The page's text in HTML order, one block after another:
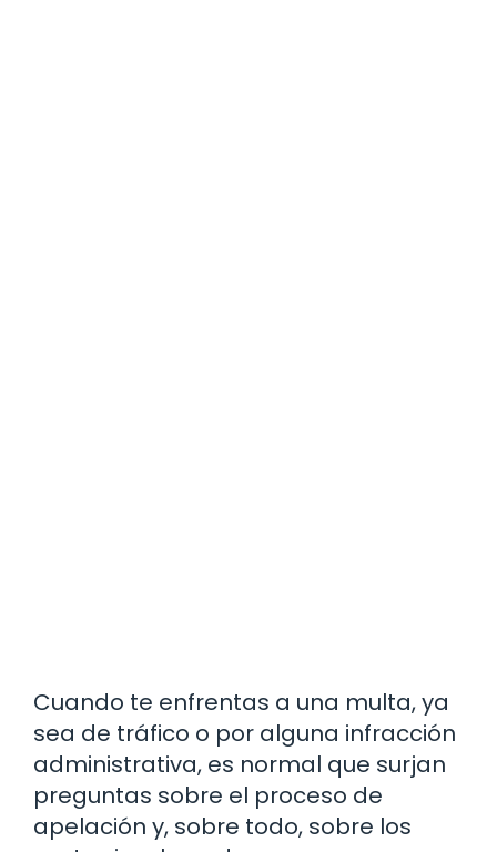
Cuando te enfrentas a una multa, ya
sea de tráfico o por alguna infracción
administrativa, es normal que surjan
preguntas sobre el proceso de
apelación y, sobre todo, sobre los